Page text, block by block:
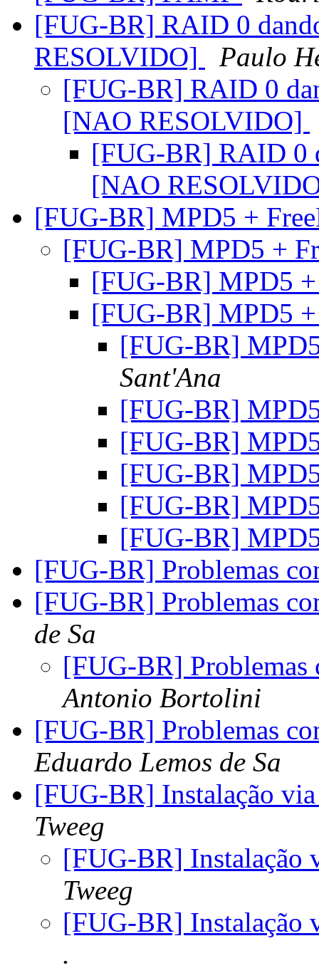
[FUG-BR] RAID 0
RESOLVIDO]
Paulo
[FUG-BR] RAID 0
[NAO RESOLVIDO]
[FUG-BR] RAID 0
[NAO
[FUG-BR] MPD5 +
[FUG-BR] MPD5 +
[FUG-BR] MPD5
[FUG-BR] MPD5
[FUG-BR]
Sant'Ana
[FUG-BR]
[FUG-BR]
[FUG-BR]
[FUG-BR]
[FUG-BR]
[FUG-BR] Problemas
[FUG-BR] Problemas
de Sa
[FUG-BR]
Antonio Bortolini
[FUG-BR] Problemas
Eduardo Lemos de Sa
[FUG-BR] Instalação
Tweeg
[FUG-BR] Instalação
Tweeg
[FUG-BR] Instalação
.